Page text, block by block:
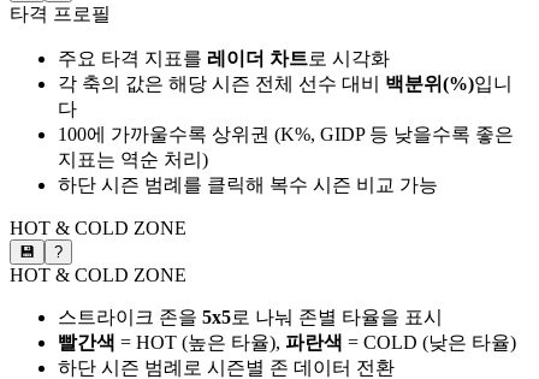
타격 프로필
주요 타격 지표를 레이더 차트로 시각화
각 축의 값은 해당 시즌 전체 선수 대비 백분위(%)입니
다
100에 가까울수록 상위권 (K%, GIDP 등 낮을수록 좋은
지표는 역순 처리)
하단 시즌 범례를 클릭해 복수 시즌 비교 가능
HOT & COLD ZONE
💾 ?
HOT & COLD ZONE
스트라이크 존을 5x5로 나눠 존별 타율을 표시
빨간색 = HOT (높은 타율), 파란색 = COLD (낮은 타율)
하단 시즌 범례로 시즌별 존 데이터 전환